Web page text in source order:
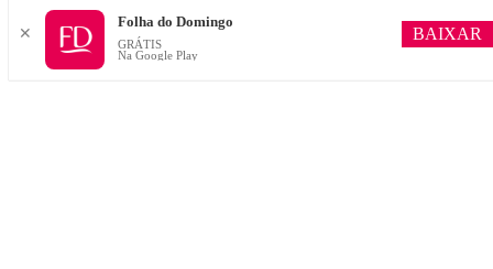
✕
Folha do Domingo
GRÁTIS
Na Google Play
BAIXAR